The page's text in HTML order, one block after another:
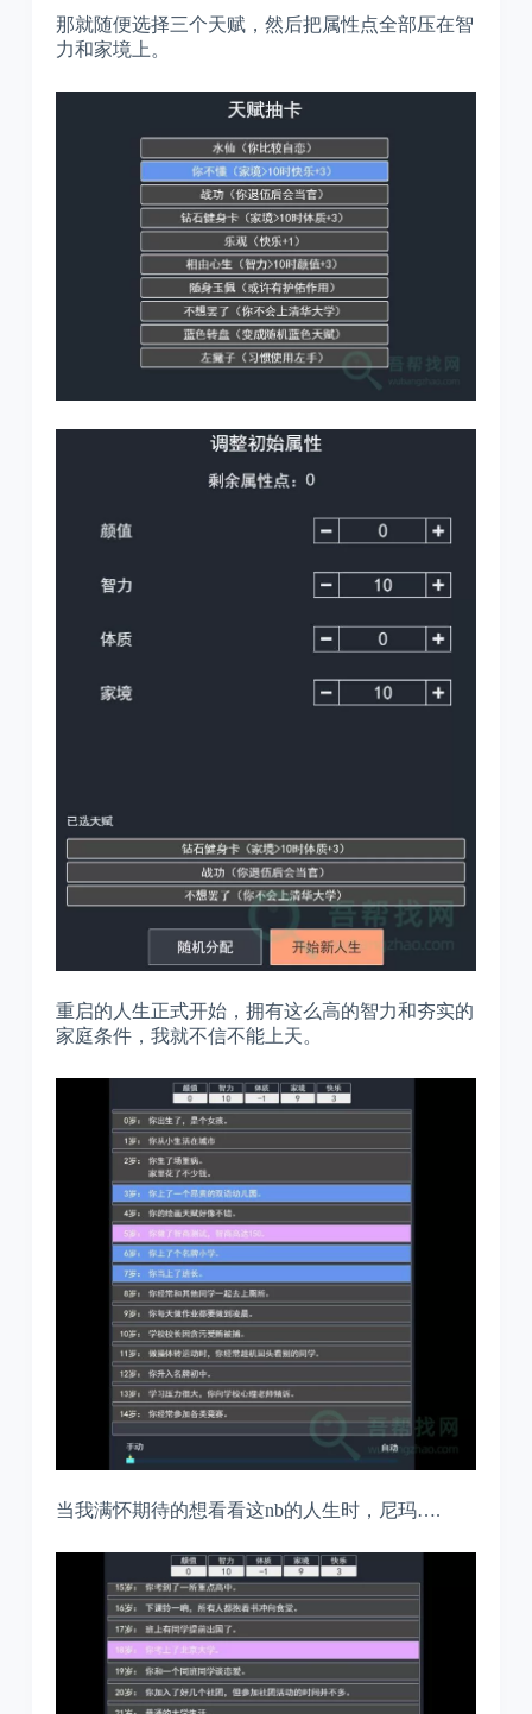
那就随便选择三个天赋，然后把属性点全部压在智
力和家境上。
重启的人生正式开始，拥有这么高的智力和夯实的
家庭条件，我就不信不能上天。
当我满怀期待的想看看这nb的人生时，尼玛….